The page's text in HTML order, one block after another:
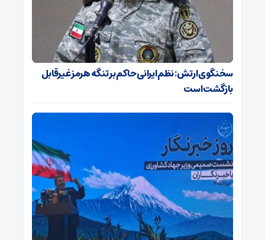
سخنگوی ارتش: نظم ایرانی حاکم بر تنگه هرمز غیرقابل
بازگشت است